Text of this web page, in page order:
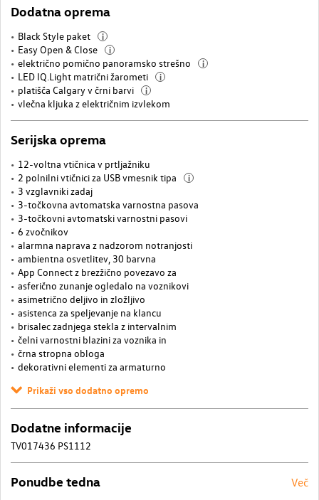
Dodatna oprema
Black Style paket i
Easy Open & Close i
električno pomično panoramsko strešno i
LED IQ.Light matrični žarometi i
platišča Calgary v črni barvi i
vlečna kljuka z električnim izvlekom
Serijska oprema
12-voltna vtičnica v prtljažniku
2 polnilni vtičnici za USB vmesnik tipa
i
3 vzglavniki zadaj
3-točkovna avtomatska varnostna pasova
3-točkovni avtomatski varnostni pasovi
6 zvočnikov
alarmna naprava z nadzorom notranjosti
ambientna osvetlitev, 30 barvna
App Connect z brezžično povezavo za
asferično zunanje ogledalo na voznikovi
asimetrično deljivo in zložljivo
asistenca za speljevanje na klancu
brisalec zadnjega stekla z intervalnim
čelni varnostni blazini za voznika in
črna stropna obloga
dekorativni elementi za armaturno
Prikaži vso dodatno opremo
Dodatne informacije
TV017436 PS1112
Ponudbe tedna Več